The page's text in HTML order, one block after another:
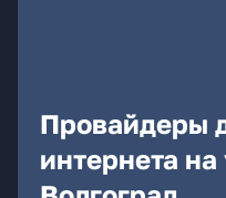
Провайдеры
интернета